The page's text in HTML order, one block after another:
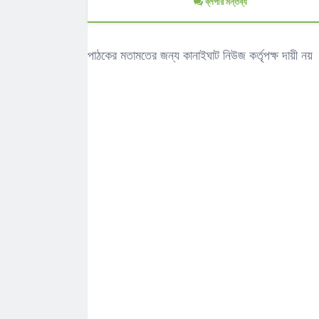
পাঠকের মতামতের জন্য কানাইঘাট নিউজ কর্তৃপক্ষ দায়ী নয়